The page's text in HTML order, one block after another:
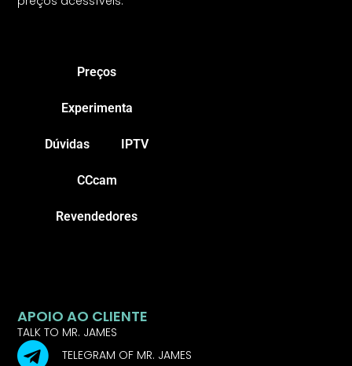
Preços
Experimenta
Dúvidas IPTV
CCcam
Revendedores
APOIO AO CLIENTE
TALK TO MR. JAMES
TELEGRAM OF MR. JAMES